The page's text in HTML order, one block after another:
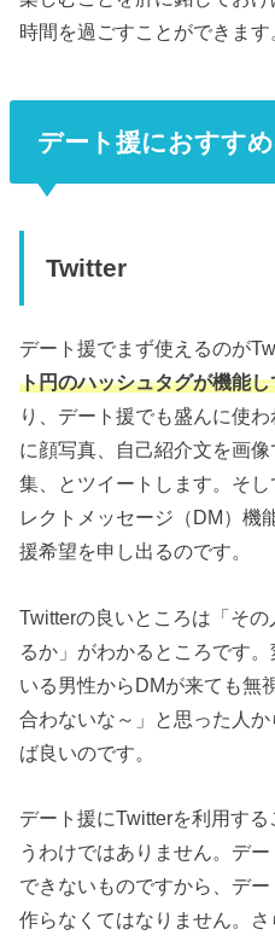
時間を過ごすことができます
デート援におすす
Twitter
デート援でまず使えるのが
ト円のハッシュタグが機能し
り、デート援でも盛んに使
に顔写真、自己紹介文を画
集、とツイートします。そ
レクトメッセージ（DM）機
援希望を申し出るのです。
Twitterの良いところは「そ
るか」がわかるところです
いる男性からDMが来ても無
合わないな～」と思った人
ば良いのです。
デート援にTwitterを利用す
うわけではありません。デ
できないものですから、デ
作らなくてはなりません。